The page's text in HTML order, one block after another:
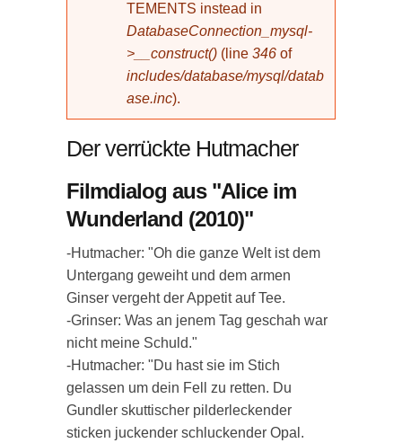
TEMENTS instead in
DatabaseConnection_mysql-
>__construct() (line 346 of
includes/database/mysql/datab
ase.inc).
Der verrückte Hutmacher
Filmdialog aus "Alice im
Wunderland (2010)"
-Hutmacher: "Oh die ganze Welt ist dem
Untergang geweiht und dem armen
Ginser vergeht der Appetit auf Tee.
-Grinser: Was an jenem Tag geschah war
nicht meine Schuld."
-Hutmacher: "Du hast sie im Stich
gelassen um dein Fell zu retten. Du
Gundler skuttischer pilderleckender
sticken juckender schluckender Opal.